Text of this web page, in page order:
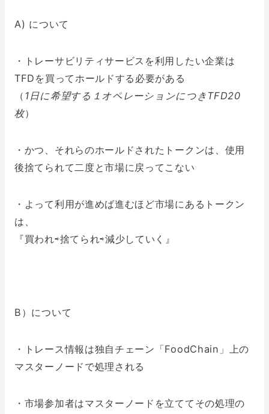
A) について
・トレーサビリティサービスを利用したい企業は
TFDを買ってホールドする必要がある
（ 1日に希望する１オペレーションにつきTFD20
枚）
・かつ、それらのホールドされたトークンは、使用
後捨てられて二度と市場に戻ってこない
・よって利用が進めば進むほど市場にあるトークン
は、
『買われ⇨捨てられ⇨減少していく』
B）について
・トレース情報は独自チェーン「FoodChain」上の
マスターノードで処理される
・市場参加者はマスターノードを立ててその処理の